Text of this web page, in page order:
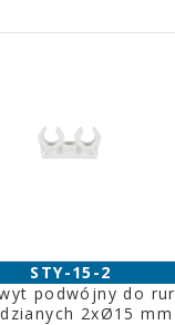
STY-15-2
podwójny do rur
2xØ15 mm